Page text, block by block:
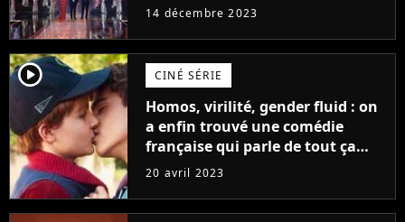
14 décembre 2023
player2 CINÉ SÉRIE
Homos, virilité, gender fluid : on
a enfin trouvé une comédie
française qui parle de tout ça
sans être super ringarde
20 avril 2023